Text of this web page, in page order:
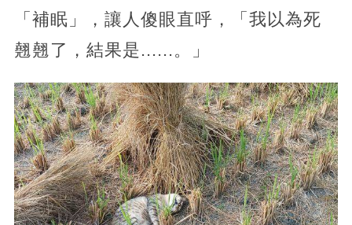
「補眠」，讓人傻眼直呼，「我以為死
翹翹了，結果是......。」